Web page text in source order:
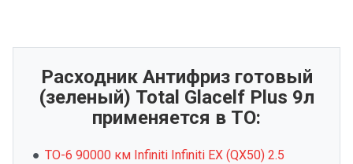
Расходник Антифриз готовый
(зеленый) Total Glacelf Plus 9л
применяется в ТО:
ТО-6 90000 км Infiniti Infiniti EX (QX50) 2.5